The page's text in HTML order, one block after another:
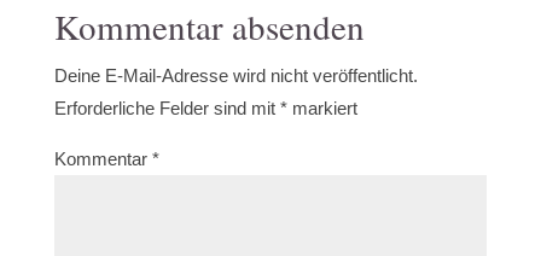
Kommentar absenden
Deine E-Mail-Adresse wird nicht veröffentlicht.
Erforderliche Felder sind mit *markiert
Kommentar *